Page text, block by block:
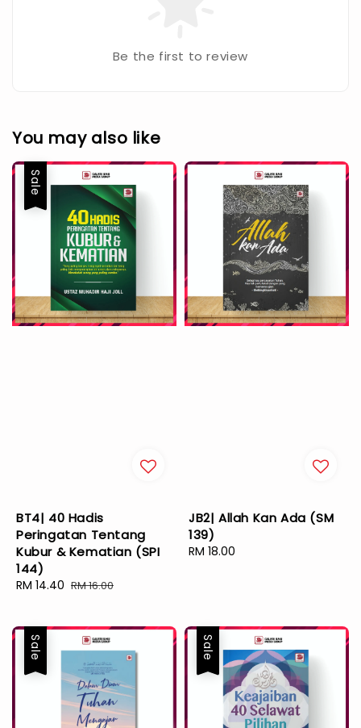
Be the first to review
You may also like
Sale
BT4| 40 Hadis
Peringatan Tentang
Kubur & Kematian (SPI
144)
Sale
RM 14.40 Regular
RM 16.00
JB2| Allah Kan Ada (SM
139)
Regular
RM 18.00
Sale Sale